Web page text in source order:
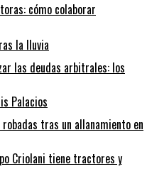
cómo colaborar
la lluvia
las deudas arbitrales: los
Palacios
tras un allanamiento en
Criolani tiene tractores y